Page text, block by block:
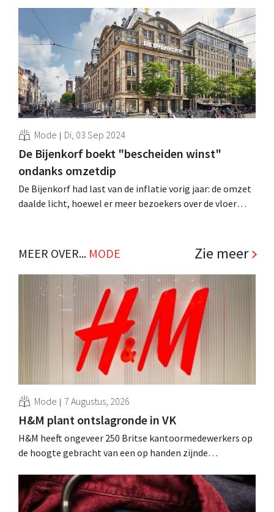
begin van zijn groeicurve. .
Mode Di, 03 Sep 2024
De Bijenkorf boekt "bescheiden winst"
ondanks omzetdip
De Bijenkorf had last van de inflatie vorig jaar: de omzet
daalde licht, hoewel er meer bezoekers over de vloer
MEER OVER... MODE Zie meer
Mode 7 Augustus, 2026
H&M plant ontslagronde in VK
H&M heeft ongeveer 250 Britse kantoormedewerkers op
de hoogte gebracht van een op handen zijnde
sanering volgt op eerdere ingrepen in Nederland, België
en Spanje waarbij al honderden jobs verloren gingen.